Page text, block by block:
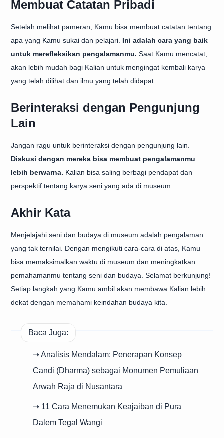
Membuat Catatan Pribadi
Setelah melihat pameran, Kamu bisa membuat catatan tentang
apa yang Kamu sukai dan pelajari. Ini adalah cara yang baik
untuk merefleksikan pengalamanmu. Saat Kamu mencatat,
akan lebih mudah bagi Kalian untuk mengingat kembali karya
yang telah dilihat dan ilmu yang telah didapat.
Berinteraksi dengan Pengunjung
Lain
Jangan ragu untuk berinteraksi dengan pengunjung lain.
Diskusi dengan mereka bisa membuat pengalamanmu
lebih berwarna. Kalian bisa saling berbagi pendapat dan
perspektif tentang karya seni yang ada di museum.
Akhir Kata
Menjelajahi seni dan budaya di museum adalah pengalaman
yang tak ternilai. Dengan mengikuti cara-cara di atas, Kamu
bisa memaksimalkan waktu di museum dan meningkatkan
pemahamanmu tentang seni dan budaya. Selamat berkunjung!
Setiap langkah yang Kamu ambil akan membawa Kalian lebih
dekat dengan memahami keindahan budaya kita.
Baca Juga:
➝ Analisis Mendalam: Penerapan Konsep
Candi (Dharma) sebagai Monumen Pemuliaan
Arwah Raja di Nusantara
➝ 11 Cara Menemukan Keajaiban di Pura
Dalem Tegal Wangi